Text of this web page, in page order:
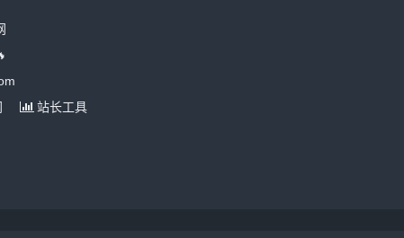
站长工具